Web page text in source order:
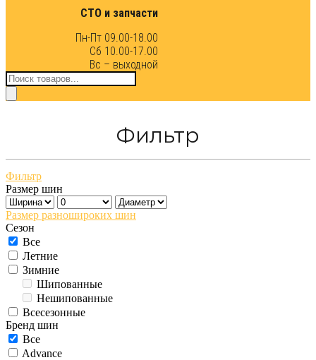
СТО и запчасти
Пн-Пт 09.00-18.00
Сб 10.00-17.00
Вс – выходной
Поиск
товаров
Фильтр
Фильтр
Размер шин
Размер разношироких шин
Сезон
Все
Летние
Зимние
Шипованные
Нешипованные
Всесезонные
Бренд шин
Все
Advance